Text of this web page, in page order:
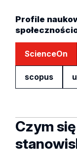
Profile
ScienceOn
scopus
Czym